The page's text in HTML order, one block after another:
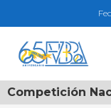
Competición